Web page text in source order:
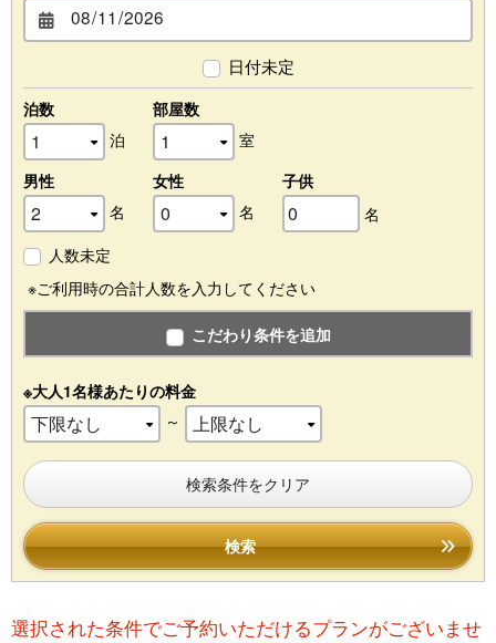
日付未定
泊数
泊
部屋数
室
男性
名
女性
名
子供
名
人数未定
※ご利用時の合計人数を入力してください
こだわり条件を追加
※大人1名様あたりの料金
～
検索条件をクリア
検索
選択された条件でご予約いただけるプランがございませ